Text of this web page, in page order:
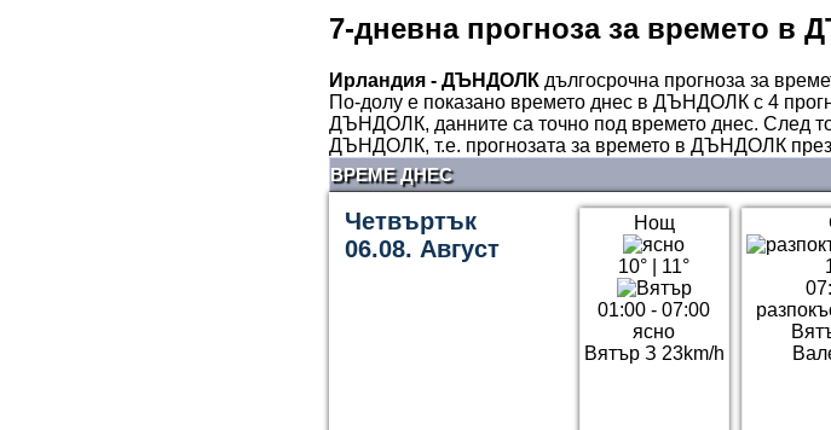
7-дневна прогноза за времето в
Ирландия - ДЪНДОЛК дългосрочна прогноза за
По-долу е показано времето днес в ДЪНДОЛК с 4
ДЪНДОЛК, данните са точно под времето днес. След
ДЪНДОЛК, т.е. прогнозата за времето в ДЪНДОЛК
ВРЕМЕ ДНЕС
Четвъртък
06.08. Август
Нощ
10° 11°
01:00 - 07:00
ясно
Вятър З 23km/h